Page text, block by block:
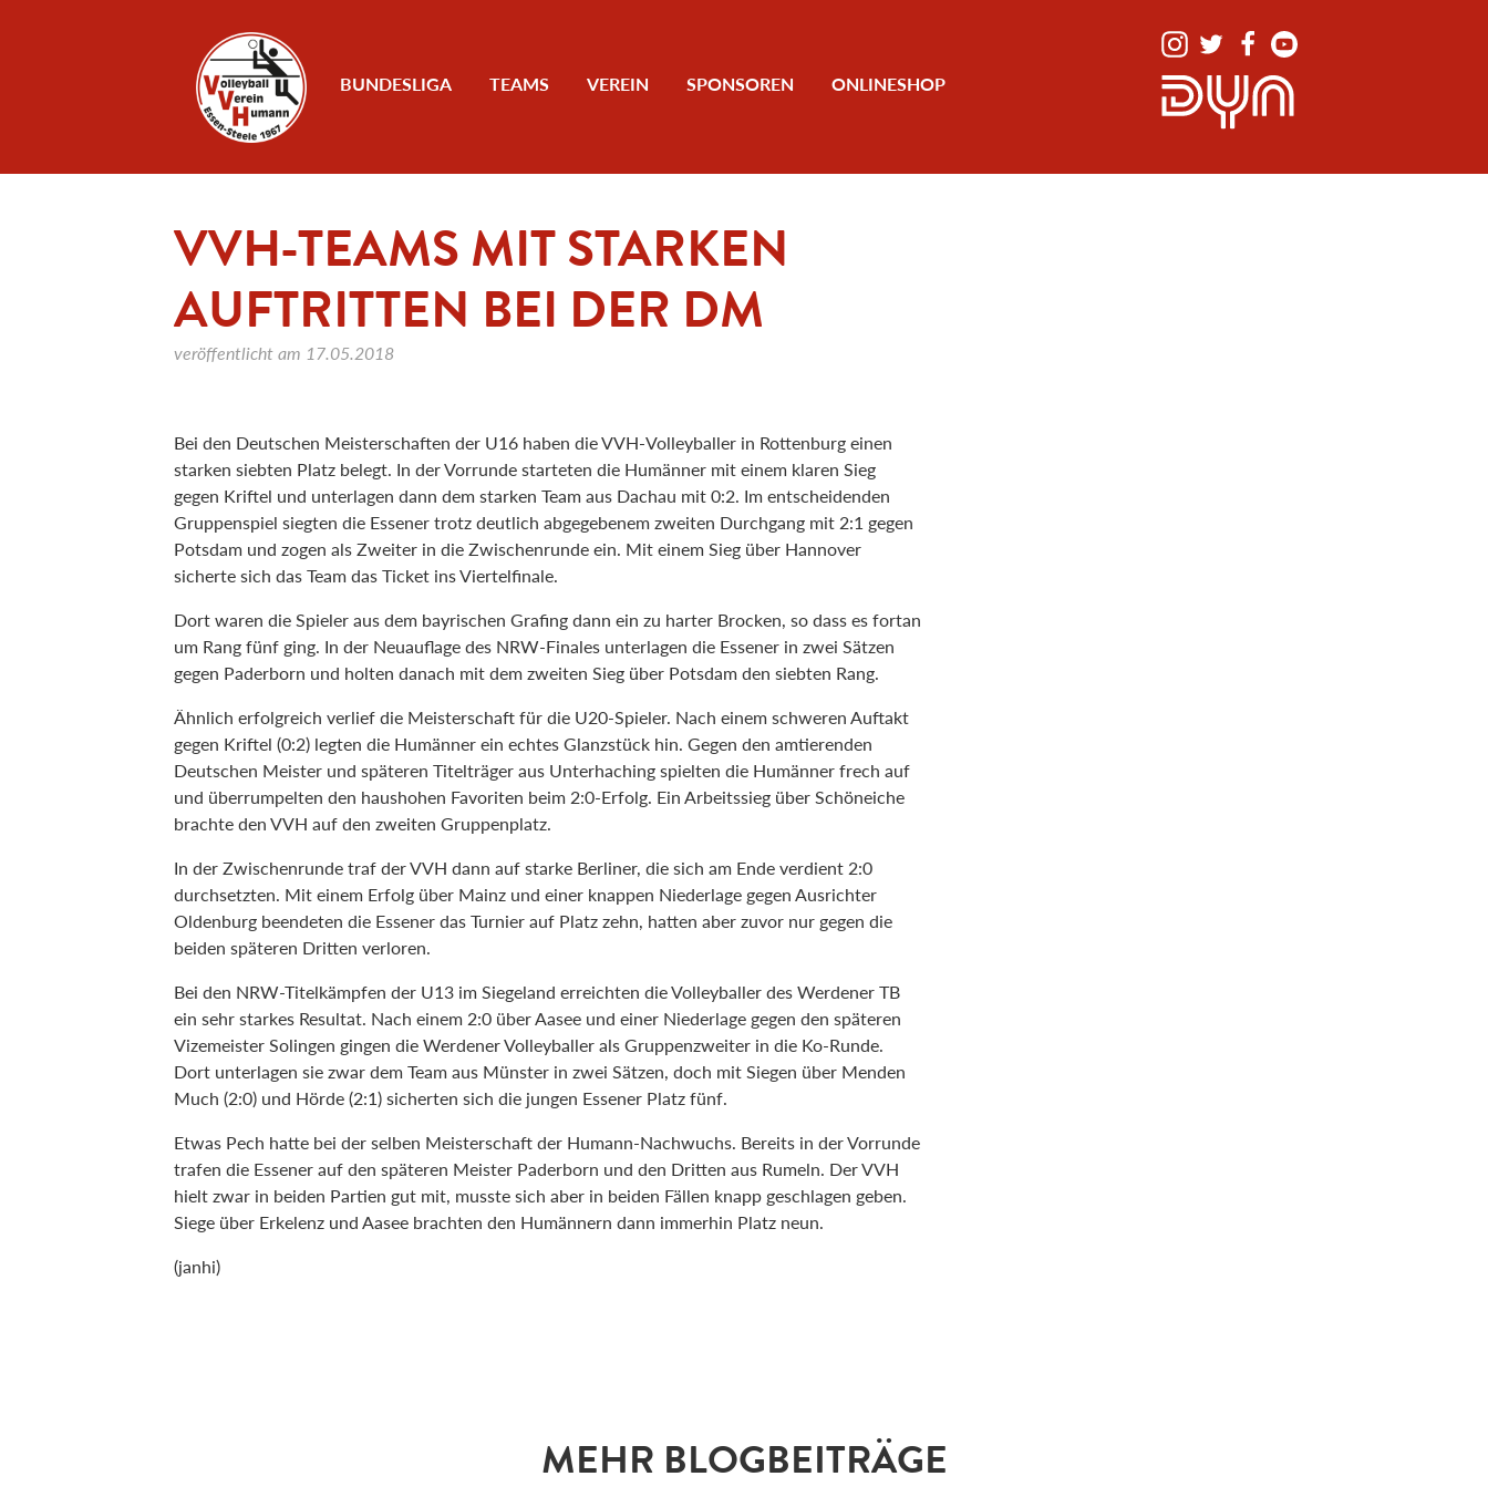
BUNDESLIGA TEAMS VEREIN SPONSOREN ONLINESHOP
VVH-TEAMS MIT STARKEN
AUFTRITTEN BEI DER DM
veröffentlicht am 17.05.2018
Bei den Deutschen Meisterschaften der U16 haben die VVH-Volleyballer in Rottenburg einen
starken siebten Platz belegt. In der Vorrunde starteten die Humänner mit einem klaren Sieg
gegen Kriftel und unterlagen dann dem starken Team aus Dachau mit 0:2. Im entscheidenden
Gruppenspiel siegten die Essener trotz deutlich abgegebenem zweiten Durchgang mit 2:1 gegen
Potsdam und zogen als Zweiter in die Zwischenrunde ein. Mit einem Sieg über Hannover
sicherte sich das Team das Ticket ins Viertelfinale.
Dort waren die Spieler aus dem bayrischen Grafing dann ein zu harter Brocken, so dass es fortan
um Rang fünf ging. In der Neuauflage des NRW-Finales unterlagen die Essener in zwei Sätzen
gegen Paderborn und holten danach mit dem zweiten Sieg über Potsdam den siebten Rang.
Ähnlich erfolgreich verlief die Meisterschaft für die U20-Spieler. Nach einem schweren Auftakt
gegen Kriftel (0:2) legten die Humänner ein echtes Glanzstück hin. Gegen den amtierenden
Deutschen Meister und späteren Titelträger aus Unterhaching spielten die Humänner frech auf
und überrumpelten den haushohen Favoriten beim 2:0-Erfolg. Ein Arbeitssieg über Schöneiche
brachte den VVH auf den zweiten Gruppenplatz.
In der Zwischenrunde traf der VVH dann auf starke Berliner, die sich am Ende verdient 2:0
durchsetzten. Mit einem Erfolg über Mainz und einer knappen Niederlage gegen Ausrichter
Oldenburg beendeten die Essener das Turnier auf Platz zehn, hatten aber zuvor nur gegen die
beiden späteren Dritten verloren.
Bei den NRW-Titelkämpfen der U13 im Siegeland erreichten die Volleyballer des Werdener TB
ein sehr starkes Resultat. Nach einem 2:0 über Aasee und einer Niederlage gegen den späteren
Vizemeister Solingen gingen die Werdener Volleyballer als Gruppenzweiter in die Ko-Runde.
Dort unterlagen sie zwar dem Team aus Münster in zwei Sätzen, doch mit Siegen über Menden
Much (2:0) und Hörde (2:1) sicherten sich die jungen Essener Platz fünf.
Etwas Pech hatte bei der selben Meisterschaft der Humann-Nachwuchs. Bereits in der Vorrunde
trafen die Essener auf den späteren Meister Paderborn und den Dritten aus Rumeln. Der VVH
hielt zwar in beiden Partien gut mit, musste sich aber in beiden Fällen knapp geschlagen geben.
Siege über Erkelenz und Aasee brachten den Humännern dann immerhin Platz neun.
(janhi)
MEHR BLOGBEITRÄGE